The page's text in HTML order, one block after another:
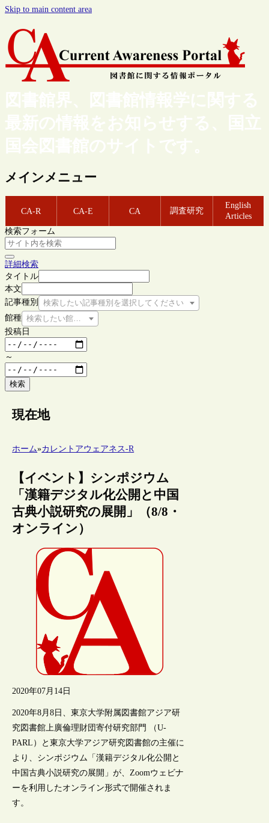
Skip to main content area
図書館界、図書館情報学に関する
最新の情報をお知らせする、国立
国会図書館のサイトです。
メインメニュー
CA-R CA-E CA 調査研究
English
Articles
検索フォーム
詳細検索
タイトル
本文
記事種別
検索したい記事種別を選択してください
館種 検索したい館種を選択してください
投稿日
～
検索
現在地
ホーム»カレントアウェアネス-R
【イベント】シンポジウム
「漢籍デジタル化公開と中国
古典小説研究の展開」（8/8・
オンライン）
2020年07月14日
2020年8月8日、東京大学附属図書館アジア研
究図書館上廣倫理財団寄付研究部門 （U-
PARL）と東京大学アジア研究図書館の主催に
より、シンポジウム「漢籍デジタル化公開と
中国古典小説研究の展開」が、Zoomウェビナ
ーを利用したオンライン形式で開催されま
す。